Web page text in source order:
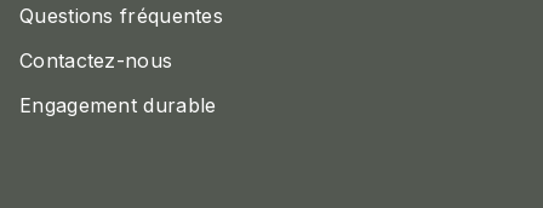
Questions fréquentes
Contactez-nous
Engagement durable